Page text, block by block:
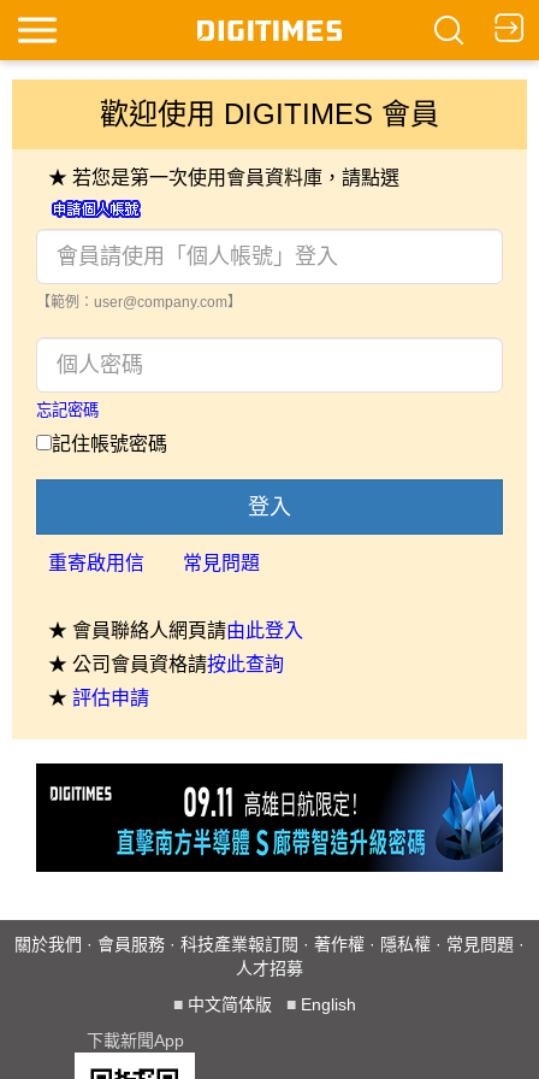
歡迎使用 DIGITIMES 會員
★ 若您是第一次使用會員資料庫，請點選
【範例：user@company.com】
忘記密碼
記住帳號密碼
登入
重寄啟用信 常見問題
★ 會員聯絡人網頁請由此登入
★ 公司會員資格請按此查詢
★ 評估申請
關於我們 · 會員服務 · 科技產業報訂閱 · 著作權 · 隱私權 · 常見問題 ·
人才招募
■ 中文简体版 ■ English
下載新聞App